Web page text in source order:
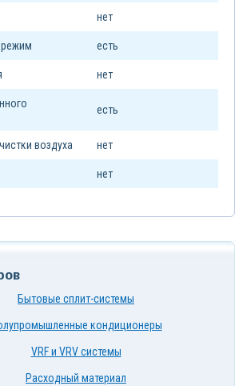
нет
есть
нет
есть
воздуха нет
нет
Бытовые сплит-системы
кондиционеры
VRF и VRV системы
Расходный материал